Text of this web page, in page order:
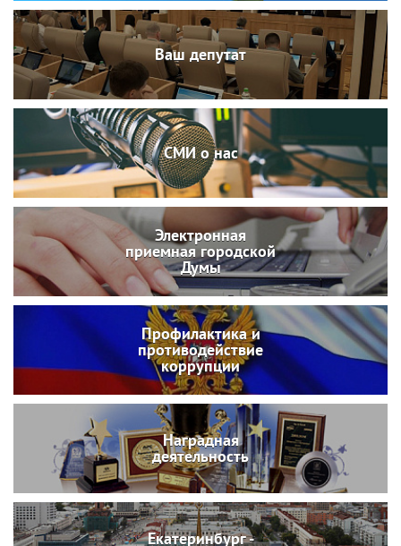
Ваш депутат
СМИ о нас
Электронная
приемная городской
Думы
Профилактика и
противодействие
коррупции
Наградная
деятельность
Екатеринбург -